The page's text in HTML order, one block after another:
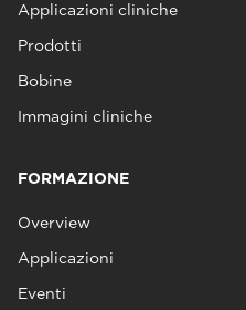
Applicazioni cliniche
Prodotti
Bobine
Immagini cliniche
FORMAZIONE
Overview
Applicazioni
Eventi